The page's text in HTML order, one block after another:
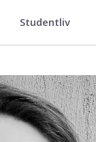
Studentliv